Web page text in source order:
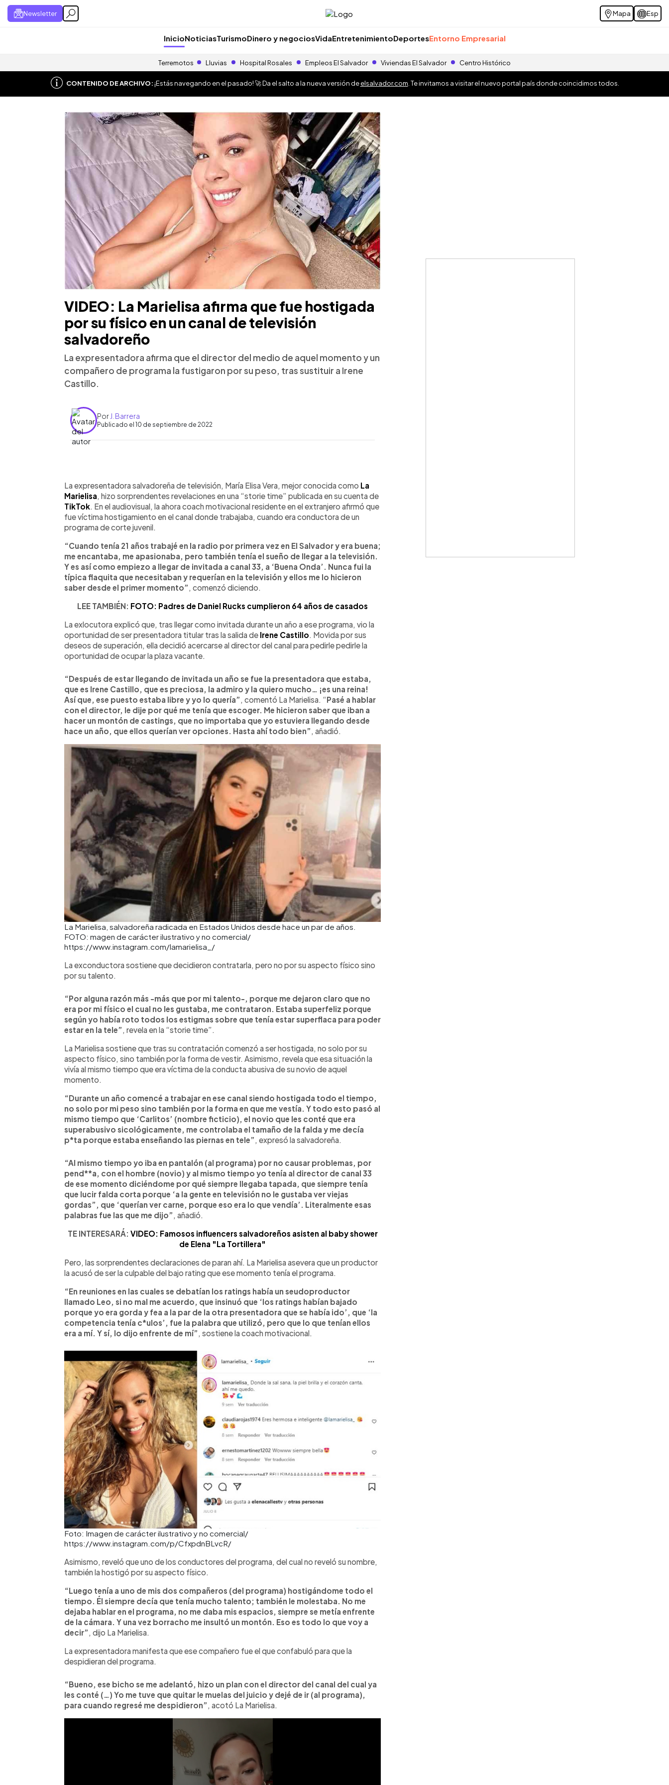
Newsletter Mapa Esp
InicioNoticiasTurismoDinero y negociosVidaEntretenimientoDeportesEntorno Empresarial
Terremotos Lluvias Hospital Rosales Empleos El Salvador Viviendas El Salvador Centro Histórico
CONTENIDO DE ARCHIVO:¡Estás navegando en el pasado! 🚀 Da el salto a la nueva versión deelsalvador.com . Te invitamos a visitar el nuevo portal país donde coincidimos todos.
VIDEO: La Marielisa afirma que fue hostigada
por su físico en un canal de televisión
salvadoreño
La expresentadora afirma que el director del medio de aquel momento y un
compañero de programa la fustigaron por su peso, tras sustituir a Irene
Castillo.
Por J. Barrera
Publicado el 10 de septiembre de 2022
Escuchar artículo
La expresentadora salvadoreña de televisión, María Elisa Vera, mejor conocida como La
Marielisa , hizo sorprendentes revelaciones en una “storie time” publicada en su cuenta de
TikTok . En el audiovisual, la ahora coach motivacional residente en el extranjero afirmó que
fue víctima hostigamiento en el canal donde trabajaba, cuando era conductora de un
programa de corte juvenil.
“Cuando tenía 21 años trabajé en la radio por primera vez en El Salvador y era buena;
me encantaba, me apasionaba, pero también tenía el sueño de llegar a la televisión.
Y es así como empiezo a llegar de invitada a canal 33, a ‘Buena Onda’. Nunca fui la
típica flaquita que necesitaban y requerían en la televisión y ellos me lo hicieron
saber desde el primer momento” , comenzó diciendo.
LEE TAMBIÉN: FOTO: Padres de Daniel Rucks cumplieron 64 años de casados
La exlocutora explicó que, tras llegar como invitada durante un año a ese programa, vio la
oportunidad de ser presentadora titular tras la salida de Irene Castillo . Movida por sus
deseos de superación, ella decidió acercarse al director del canal para pedirle pedirle la
oportunidad de ocupar la plaza vacante.
“Después de estar llegando de invitada un año se fue la presentadora que estaba,
que es Irene Castillo, que es preciosa, la admiro y la quiero mucho… ¡es una reina!
Así que, ese puesto estaba libre y yo lo quería” , comentó La Marielisa. “Pasé a hablar
con el director, le dije por qué me tenía que escoger. Me hicieron saber que iban a
hacer un montón de castings, que no importaba que yo estuviera llegando desde
hace un año, que ellos querían ver opciones. Hasta ahí todo bien” , añadió.
La Marielisa, salvadoreña radicada en Estados Unidos desde hace un par de años.
FOTO: magen de carácter ilustrativo y no comercial/
https://www.instagram.com/lamarielisa_/
La exconductora sostiene que decidieron contratarla, pero no por su aspecto físico sino
por su talento.
“Por alguna razón más -más que por mi talento-, porque me dejaron claro que no
era por mi físico el cual no les gustaba, me contrataron. Estaba superfeliz porque
según yo había roto todos los estigmas sobre que tenía estar superflaca para poder
estar en la tele”, revela en la “storie time”.
La Marielisa sostiene que tras su contratación comenzó a ser hostigada, no solo por su
aspecto físico, sino también por la forma de vestir. Asimismo, revela que esa situación la
vivía al mismo tiempo que era víctima de la conducta abusiva de su novio de aquel
momento.
“Durante un año comencé a trabajar en ese canal siendo hostigada todo el tiempo,
no solo por mi peso sino también por la forma en que me vestía. Y todo esto pasó al
mismo tiempo que ‘Carlitos’ (nombre ficticio), el novio que les conté que era
superabusivo sicológicamente, me controlaba el tamaño de la falda y me decía
p*ta porque estaba enseñando las piernas en tele”, expresó la salvadoreña.
“Al mismo tiempo yo iba en pantalón (al programa) por no causar problemas, por
pend**a, con el hombre (novio) y al mismo tiempo yo tenía al director de canal 33
de ese momento diciéndome por qué siempre llegaba tapada, que siempre tenía
que lucir falda corta porque ‘a la gente en televisión no le gustaba ver viejas
gordas”, que ‘querían ver carne, porque eso era lo que vendía’. Literalmente esas
palabras fue las que me dijo”, añadió.
TE INTERESARÁ: VIDEO: Famosos influencers salvadoreños asisten al baby shower
de Elena "La Tortillera"
Pero, las sorprendentes declaraciones de paran ahí. La Marielisa asevera que un productor
la acusó de ser la culpable del bajo rating que ese momento tenía el programa.
“En reuniones en las cuales se debatían los ratings había un seudoproductor
llamado Leo, si no mal me acuerdo, que insinuó que ‘los ratings habían bajado
porque yo era gorda y fea a la par de la otra presentadora que se había ido’, que ‘la
competencia tenía c*ulos’, fue la palabra que utilizó, pero que lo que tenían ellos
era a mí. Y sí, lo dijo enfrente de mí”, sostiene la coach motivacional.
Foto: Imagen de carácter ilustrativo y no comercial/
https://www.instagram.com/p/CfxpdnBLvcR/
Asimismo, reveló que uno de los conductores del programa, del cual no reveló su nombre,
también la hostigó por su aspecto físico.
“Luego tenía a uno de mis dos compañeros (del programa) hostigándome todo el
tiempo. Él siempre decía que tenía mucho talento; también le molestaba. No me
dejaba hablar en el programa, no me daba mis espacios, siempre se metía enfrente
de la cámara. Y una vez borracho me insultó un montón. Eso es todo lo que voy a
decir”, dijo La Marielisa.
La expresentadora manifesta que ese compañero fue el que confabuló para que la
despidieran del programa.
“Bueno, ese bicho se me adelantó, hizo un plan con el director del canal del cual ya
les conté (…) Yo me tuve que quitar le muelas del juicio y dejé de ir (al programa),
para cuando regresé me despidieron”, acotó La Marielisa.